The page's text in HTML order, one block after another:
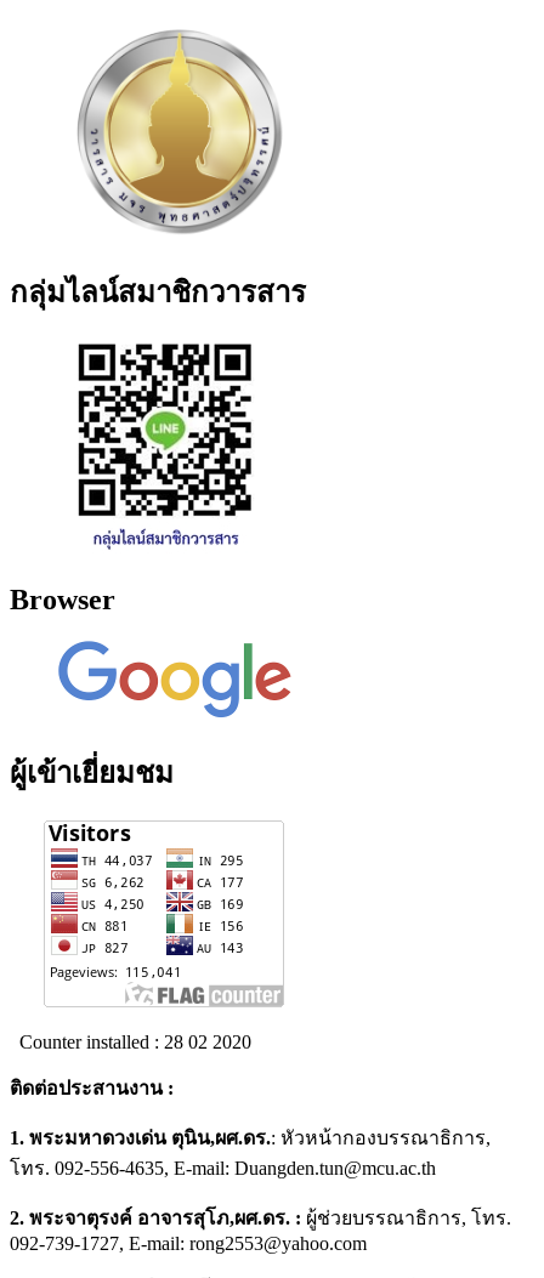
กลุ่มไลน์สมาชิกวารสาร
Browser
ผู้เข้าเยี่ยมชม
Counter installed : 28 02 2020
ติดต่อประสานงาน :
1. พระมหาดวงเด่น ตุนิน,ผศ.ดร.: หัวหน้ากองบรรณาธิการ,
โทร. 092-556-4635, E-mail: Duangden.tun@mcu.ac.th
2. พระจาตุรงค์ อาจารสุโภ,ผศ.ดร. : ผู้ช่วยบรรณาธิการ, โทร.
092-739-1727, E-mail: rong2553@yahoo.com